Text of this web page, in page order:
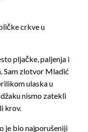
crkve u
pljačke, paljenja i
Sam zlotvor Mladić
ulaska u
nismo zatekli
krov.
je bio najporušeniji